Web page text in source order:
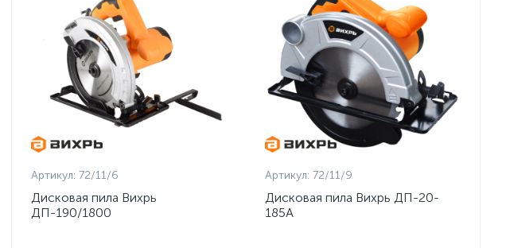
Артикул: 72/11/6
Дисковая пила Вихрь
ДП-190/1800
Артикул: 72/11/9
Дисковая пила Вихрь ДП-20-
185А